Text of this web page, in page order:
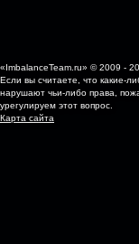
«ImbalanceTeam.ru» © 2009 -
Если вы считаете, что какие-
нарушают чьи-либо права,
урегулируем этот вопрос.
Карта сайта